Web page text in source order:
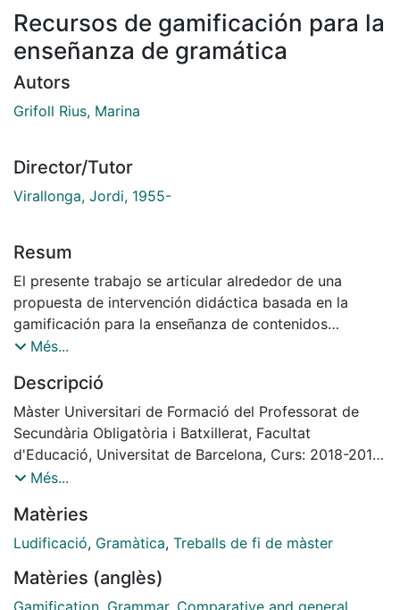
Recursos de gamificación para la
enseñanza de gramática
Autors
Grifoll Rius, Marina
Director/Tutor
Virallonga, Jordi, 1955-
Resum
El presente trabajo se articular alrededor de una
propuesta de intervención didáctica basada en la
gamificación para la enseñanza de contenidos
gramaticales de Educación Secundaria. Mediante una
pretende proporcionar una herramienta de motivación
extrínseca para el proceso de enseñanza y aprendizaje
de distintos contenidos morfosintácticos,
principalmente, de las categorías gramaticales y las
funciones sintácticas fundamentales de la lengua
apartados: un marco teórico de revisión del concepto
de gamificación y de análisis de los materiales en la
propuesta metodológica diseñada para la intervención
en cinco sesiones didácticas.
Més...
Descripció
Màster Universitari de Formació del Professorat de
Secundària Obligatòria i Batxillerat, Facultat
d'Educació, Universitat de Barcelona, Curs: 2018-2019,
Tutor: Jordi Virallonga Eguren
Més...
Matèries
Ludificació, Gramàtica, Treballs de fi de màster
Matèries (anglès)